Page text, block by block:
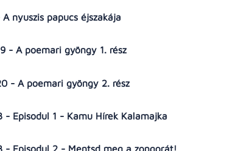
nyuszis papucs éjszakája
- A poemari gyöngy 1. rész
- A poemari gyöngy 2. rész
- Episodul 1 - Kamu Hírek Kalamajka
- Episodul 2 - Mentsd meg a zongorát!